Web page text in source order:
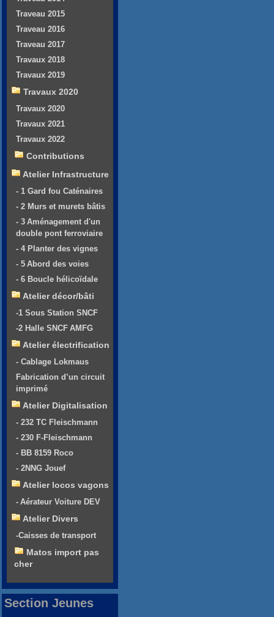
Traveau 2015
Traveau 2016
Traveau 2017
Travaux 2018
Travaux 2019
Travaux 2020
Travaux 2020
Travaux 2021
Travaux 2022
Contributions
Atelier Infrastructure
- 1 Gard fou Caténaires
- 2 Murs et murets bâtis
- 3 Aménagement d'un
double pont ferroviaire
- 4 Planter des vignes
- 5 Abord des voies
- 6 Boucle hélicoïdale
Atelier décor/bâti
-1 Sous Station SNCF
-2 Halle SNCF AMFG
Atelier électrification
- Cablage Lokmaus
Fabrication d’un circuit
imprimé
Atelier Digitalisation
- 232 TC Fleischmann
- 230 F-Fleischmann
- BB 8159 Roco
- 2NNG Jouef
Atelier locos vagons
- Aérateur Voiture DEV
Atelier Divers
-Caisses de transport
Matos import pas
cher
Section Jeunes